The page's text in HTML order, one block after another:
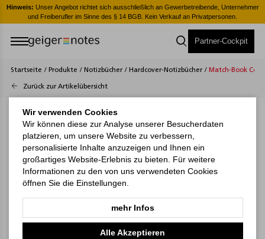
Hinweis: Unser Angebot richtet sich ausschließlich an Gewerbetreibende, Unternehmer
und Freiberufler im Sinne des § 14 BGB. Kein Verkauf an Privatpersonen.
Partner-Cockpit
Startseite / Produkte / Notizbücher / Hardcover-Notizbücher / Match-Book
Zurück zur Artikelübersicht
Wir verwenden Cookies
Wir können diese zur Analyse unserer Besucherdaten
platzieren, um unsere Website zu verbessern,
personalisierte Inhalte anzuzeigen und Ihnen ein
großartiges Website-Erlebnis zu bieten. Für weitere
Informationen zu den von uns verwendeten Cookies
öffnen Sie die Einstellungen.
mehr Infos
Alle Akzeptieren